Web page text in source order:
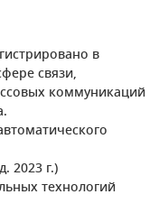
в
связи,
коммуникаций
2023 г.)
технологий